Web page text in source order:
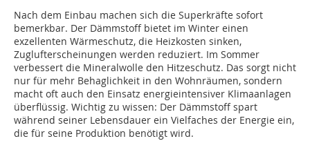
Nach dem Einbau machen sich die Superkräfte sofort
bemerkbar. Der Dämmstoff bietet im Winter einen
exzellenten Wärmeschutz, die Heizkosten sinken,
Zuglufterscheinungen werden reduziert. Im Sommer
verbessert die Mineralwolle den Hitzeschutz. Das sorgt nicht
nur für mehr Behaglichkeit in den Wohnräumen, sondern
macht oft auch den Einsatz energieintensiver Klimaanlagen
überflüssig. Wichtig zu wissen: Der Dämmstoff spart
während seiner Lebensdauer ein Vielfaches der Energie ein,
die für seine Produktion benötigt wird.